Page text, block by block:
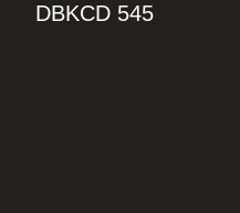
DBKCD 545